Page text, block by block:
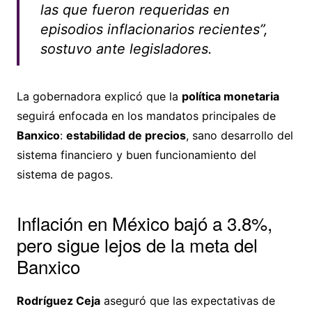
las que fueron requeridas en
episodios inflacionarios recientes”,
sostuvo ante legisladores.
La gobernadora explicó que la política monetaria
seguirá enfocada en los mandatos principales de
Banxico: estabilidad de precios, sano desarrollo del
sistema financiero y buen funcionamiento del
sistema de pagos.
Inflación en México bajó a 3.8%,
pero sigue lejos de la meta del
Banxico
Rodríguez Cejaaseguró que las expectativas de